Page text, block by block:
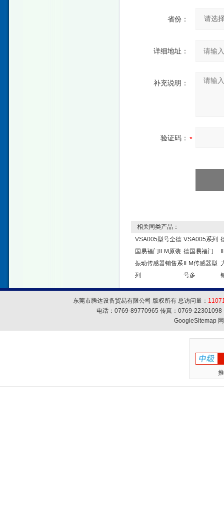
省份：
详细地址：
补充说明：
验证码：
相关同类产品：
VSA005型号全德
国易福门IFM原装
振动传感器销售系
列
VSA005系列
德国易福门
IFM传感器型
号多
东莞市腾达设备贸易有限公司 版权所有 总访问量：
电话：0769-89770965 传真：0769-
GoogleSitemap网